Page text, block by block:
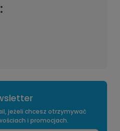
jeżeli chcesz otrzymywać
i promocjach.